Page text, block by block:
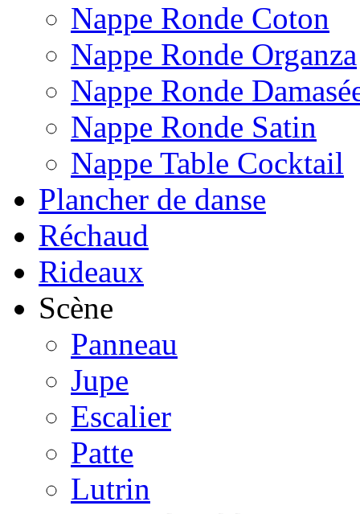
Nappe Ronde Coton
Nappe Ronde Organza
Nappe Ronde
Nappe Ronde Satin
Nappe Table Cocktail
Plancher de danse
Réchaud
Rideaux
Scène
Panneau
Jupe
Escalier
Patte
Lutrin